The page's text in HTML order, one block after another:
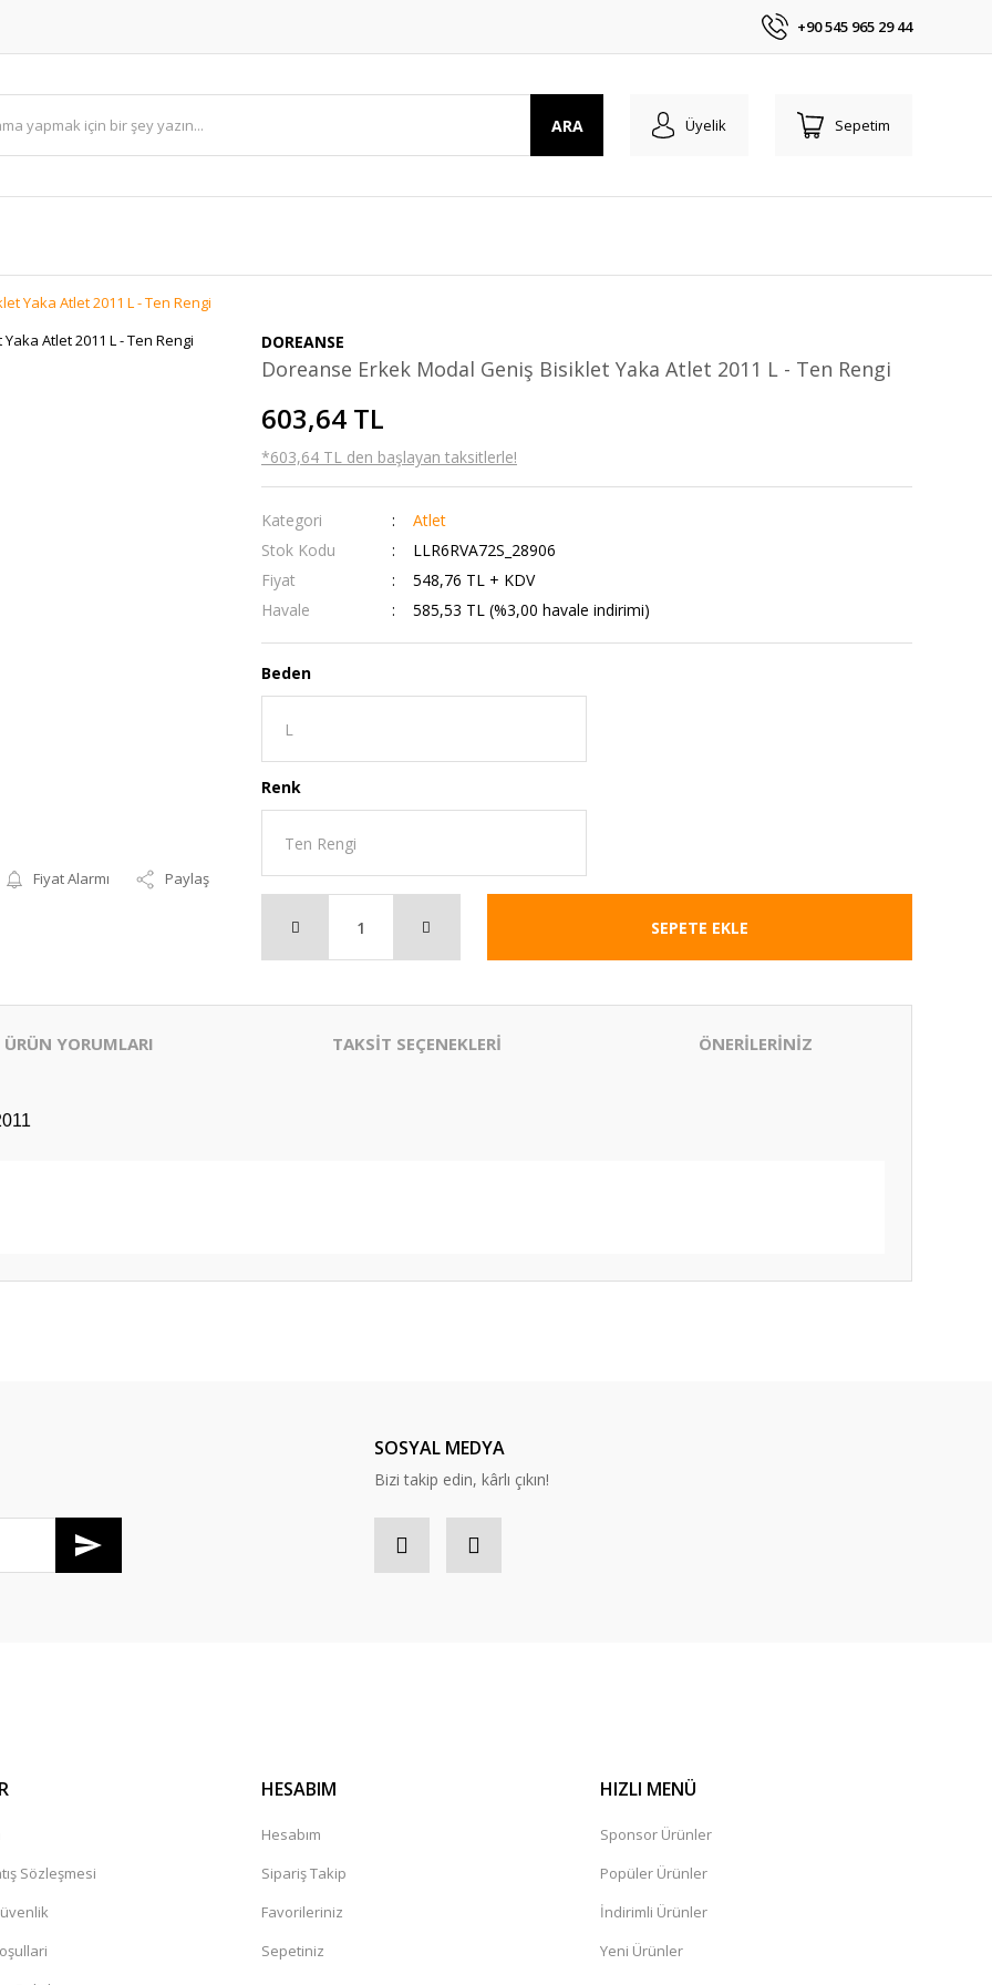
+90 545 965 29 44
ARA Üyelik Sepetim
Yaka Atlet 2011 L - Ten Rengi
Fiyat Alarmı Paylaş
DOREANSE
Doreanse Erkek Modal Geniş Bisiklet Yaka Atlet 2011 L - Ten Rengi
603,64 TL
*603,64 TL den başlayan taksitlerle!
Kategori
Atlet
Stok Kodu
LLR6RVA72S_28906
Fiyat
548,76 TL + KDV
Havale
585,53 TL (%3,00 havale indirimi)
Beden
Renk
SEPETE EKLE
ÜRÜN YORUMLARI TAKSİT SEÇENEKLERİ ÖNERİLERİNİZ
SOSYAL MEDYA
Bizi takip edin, kârlı çıkın!
Sözleşmesi
HESABIM
Hesabım
Sipariş Takip
Favorileriniz
Sepetiniz
HIZLI MENÜ
Sponsor Ürünler
Popüler Ürünler
İndirimli Ürünler
Yeni Ürünler